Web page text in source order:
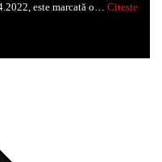
este marcată o… Citeste